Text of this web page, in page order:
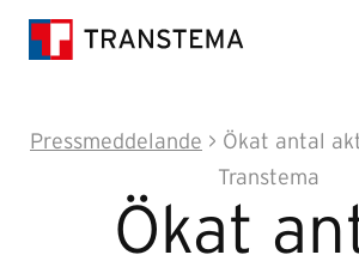
Pressmeddelande > Ökat antal
Transtema
Ökat